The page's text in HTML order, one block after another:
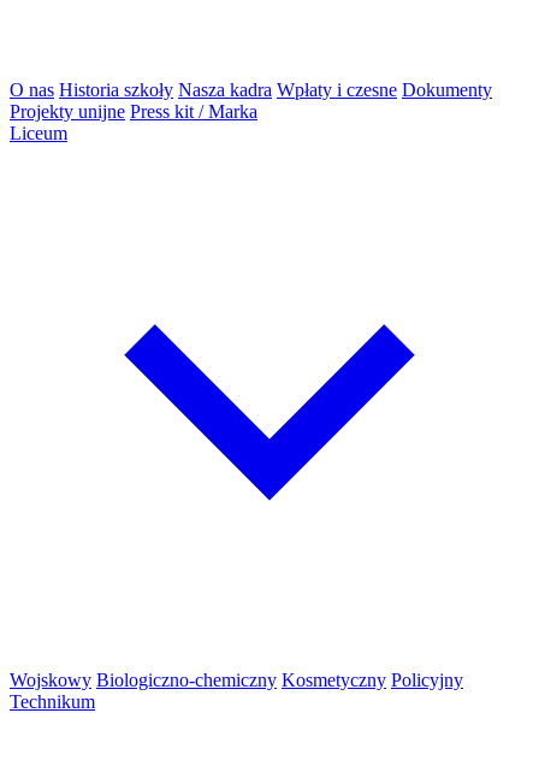
O nas Historia szkoły Nasza kadra Wpłaty i czesne Dokumenty
Projekty unijne Press kit / Marka
Liceum
Wojskowy Biologiczno-chemiczny Kosmetyczny Policyjny
Technikum